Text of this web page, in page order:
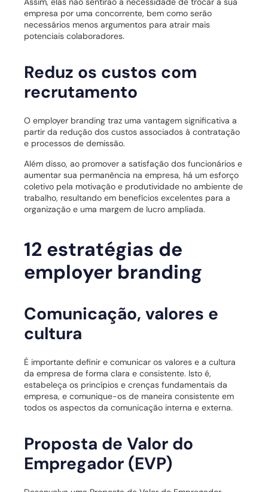
empresa por uma concorrente, bem como serão
necessários menos argumentos para atrair mais
potenciais colaboradores.
Reduz os custos com
recrutamento
O employer branding traz uma vantagem significativa a
partir da redução dos custos associados à contratação
e processos de demissão.
Além disso, ao promover a satisfação dos funcionários e
aumentar sua permanência na empresa, há um esforço
coletivo pela motivação e produtividade no ambiente de
trabalho, resultando em benefícios excelentes para a
organização e uma margem de lucro ampliada.
12 estratégias de
employer branding
Comunicação, valores e
cultura
É importante definir e comunicar os valores e a cultura
da empresa de forma clara e consistente. Isto é,
estabeleça os princípios e crenças fundamentais da
empresa, e comunique-os de maneira consistente em
todos os aspectos da comunicação interna e externa.
Proposta de Valor do
Empregador (EVP)